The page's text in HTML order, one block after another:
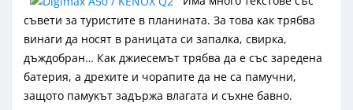
съвети за туристите в планината. За това как трябва
винаги да носят в раницата си запалка, свирка,
дъждобран… Как джиесемът трябва да е със заредена
батерия, а дрехите и чорапите да не са памучни,
защото памукът задържа влагата и съхне бавно.